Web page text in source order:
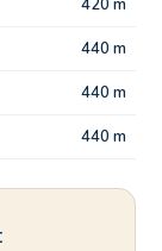
420 m
440 m
440 m
440 m